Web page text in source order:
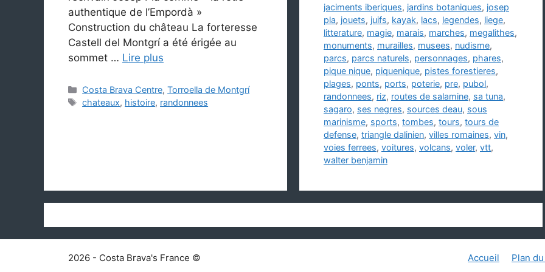
authentique de l’Empordà »
Construction du château La forteresse
Castell del Montgrí a été érigée au
sommet … Lire plus
Catégories
Costa Brava Centre,Torroella de Montgrí
Étiquettes
chateaux, histoire, randonnees
jaciments iberiques, jardins botaniques, josep
pla, jouets, juifs, kayak, lacs, legendes, liege,
litterature, magie, marais, marches, megalithes,
monuments, murailles, musees, nudisme,
parcs, parcs naturels, personnages, phares,
pique nique, piquenique, pistes forestieres,
plages, ponts, ports, poterie, pre, pubol,
randonnees, riz, routes de salamine, sa tuna,
sagaro, ses negres, sources deau, sous
marinisme, sports, tombes, tours, tours de
defense, triangle dalinien, villes romaines, vin,
voies ferrees, voitures, volcans, voler, vtt,
walter benjamin
Accueil Plan
2026 - Costa Brava's France ©